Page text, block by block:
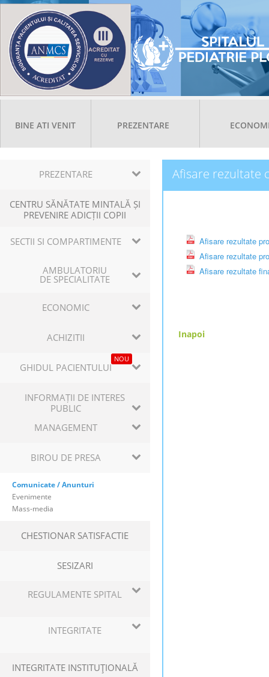
BINE ATI VENIT PREZENTARE
PREZENTARE
CENTRU SĂNĂTATE MINTALĂ ȘI
PREVENIRE ADICȚII COPII
SECTII SI COMPARTIMENTE
AMBULATORIU
DE SPECIALITATE
ECONOMIC
ACHIZITII
GHIDUL PACIENTULUI
NOU
INFORMAȚII DE INTERES
PUBLIC
MANAGEMENT
BIROU DE PRESA
Comunicate / Anunturi
Evenimente
Mass-media
CHESTIONAR SATISFACTIE
SESIZARI
REGULAMENTE SPITAL
INTEGRITATE
INTEGRITATE INSTITUŢIONALĂ
Afisare rezultate
Afisare rezultate
Afisare rezultate
Afisare rezultate
Inapoi